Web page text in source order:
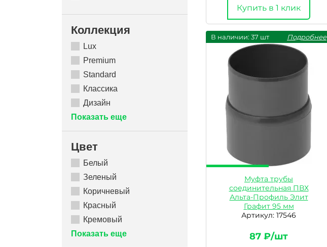
Коллекция
Lux
Premium
Standard
Классика
Дизайн
Показать еще
Цвет
Белый
Зеленый
Коричневый
Красный
Кремовый
Показать еще
Купить в 1 клик
В наличии: 37 шт Подробнее
Муфта трубы
соединительная ПВХ
Альта-Профиль Элит
Графит 95 мм
Артикул: 17546
87 ₽/шт